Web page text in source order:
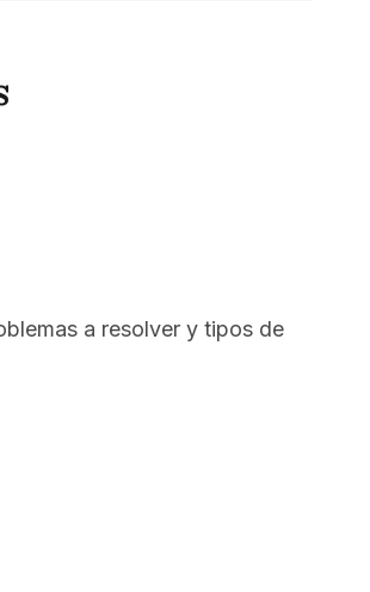
a resolver y tipos de